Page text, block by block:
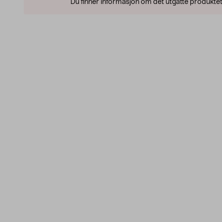
Du finner informasjon om det utgåtte